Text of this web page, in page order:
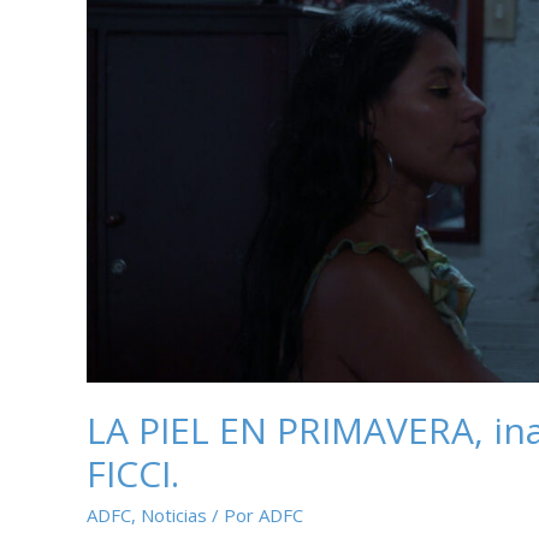
LA PIEL EN PRIMAVERA,
FICCI.
ADFC, Noticias / Por ADFC